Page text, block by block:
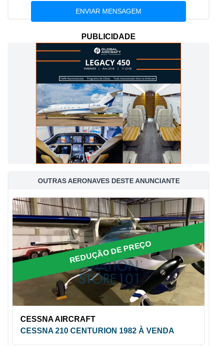
PUBLICIDADE
OUTRAS AERONAVES DESTE ANUNCIANTE
REDUÇÃO DE PREÇO
CESSNA AIRCRAFT
CESSNA 210 CENTURION 1982 À VENDA